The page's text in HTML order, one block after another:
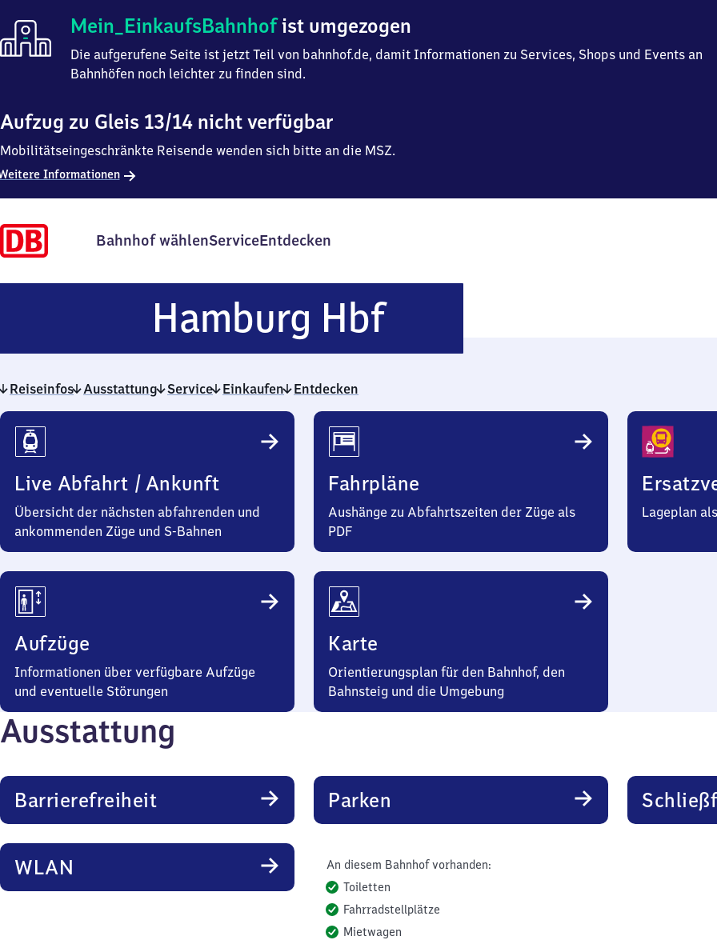
Mein
Einkaufsbahnhof
ist
umgezogen
Mein_EinkaufsBahnhofist umgezogen
Die aufgerufene Seite ist jetzt Teil von bahnhof.de, damit Informationen zu Services, Shops und Events an
Bahnhöfen noch leichter zu finden sind.
Aufzug zu Gleis 13/14 nicht verfügbar
Mobilitätseingeschränkte Reisende wenden sich bitte an die MSZ.
Informationen
Bahnhof wählenServiceEntdecken
Hamburg HbfHamburg
Hauptbahnhof
Reiseinfos Ausstattung Service Einkaufen Entdecken
Reiseinfos
Live Abfahrt / Ankunft
Übersicht der nächsten abfahrenden und
ankommenden Züge und S-Bahnen
Fahrpläne
Aushänge zu Abfahrtszeiten der Züge als
PDF
Lageplan
Aufzüge
Informationen über verfügbare Aufzüge
und eventuelle Störungen
Karte
Orientierungsplan für den Bahnhof, den
Bahnsteig und die Umgebung
Ausstattung
Barrierefreiheit Parken
WLAN
An diesem Bahnhof vorhanden:
Toiletten
Fahrradstellplätze
Mietwagen